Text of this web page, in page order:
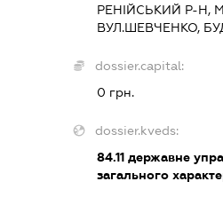
РЕНІЙСЬКИЙ Р-Н,
ВУЛ.ШЕВЧЕНКО,
dossier.capital:
0 грн.
dossier.kveds:
84.11державне
загального